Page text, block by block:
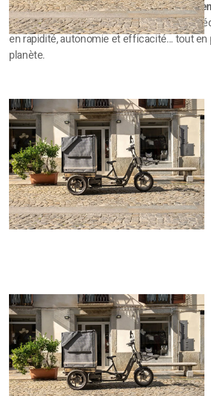
Avec nosflottes sur-mesure, notre
48het notreaccompagnement local, vos
en rapidité, autonomie et efficacité... tout en
planète.